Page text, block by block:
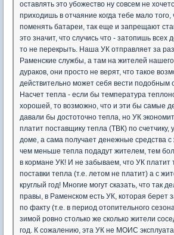
оставлять это убожество ну совсем не
приходишь в отчаяние когда тебе мало
поменять батареи, так еще и запрещают
это значит, что случись что - затопишь всех
то не перекрыть. Наша УК отправляет за
Раменские службы, а там на жителей
дураков, они просто не верят, что такое
действительно может себя вести подобным
Насчет тепла - если бы температура
хорошей, то возможно, что и эти бы самые
давали бы достоточно тепла, но УК
платит поставщику тепла (ТВК) по счетчику,
доме, а сама получает денежные средства
чем меньше тепла подадут жителем, тем
в кормане УК! И не забываем, что УК платит
поставки тепла (т.е. летом не платит) а с
круглый год! Многие могут сказать, что так
правы, в Раменском есть УК, которая берет
по факту (т.е. в период отопительного
зимой ровно столько же сколько жители
год. К сожалению, эта УК не МОИС